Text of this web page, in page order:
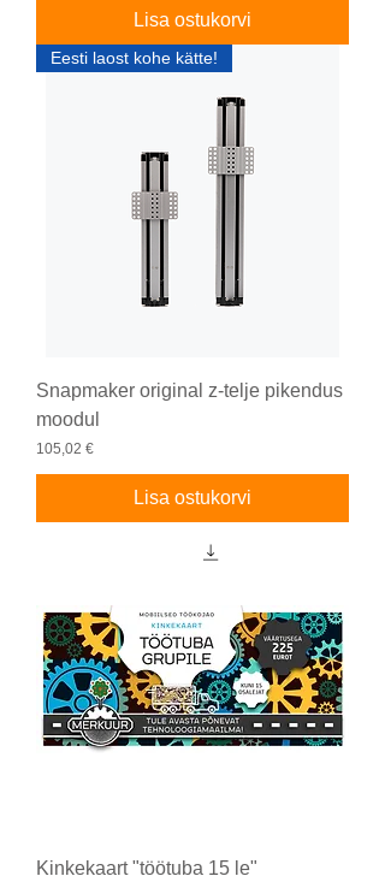
Lisa ostukorvi
Eesti laost kohe kätte!
Snapmaker original z-telje pikendus
moodul
Price
105,02 €
Lisa ostukorvi
Kinkekaart "töötuba 15 le"